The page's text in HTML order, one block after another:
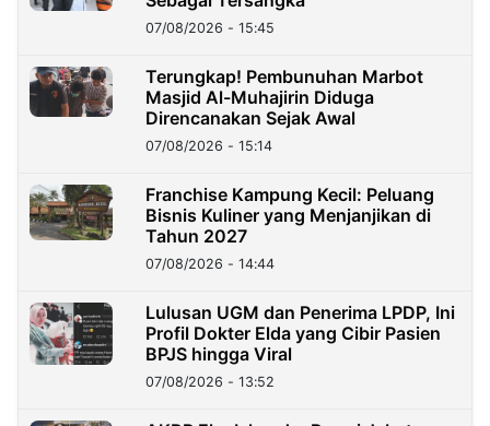
07/08/2026 - 15:45
Terungkap! Pembunuhan Marbot
Masjid Al-Muhajirin Diduga
Direncanakan Sejak Awal
07/08/2026 - 15:14
Franchise Kampung Kecil: Peluang
Bisnis Kuliner yang Menjanjikan di
Tahun 2027
07/08/2026 - 14:44
Lulusan UGM dan Penerima LPDP, Ini
Profil Dokter Elda yang Cibir Pasien
BPJS hingga Viral
07/08/2026 - 13:52